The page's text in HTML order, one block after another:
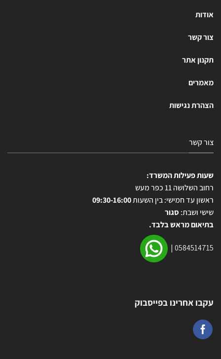
אודות
צור קשר
תקנון אתר
מאמרים
הצהרת נגישות
צור קשר
שעות פעילות המשרד:
רחוב השלושה 11 כפר מעש
ראשון עד חמישי: בין השעות09:30-16:00
שישי ושבת: סגור
בתיאום מראש בלבד.
0584514715
|
עקבו אחרינו בפייסבוק